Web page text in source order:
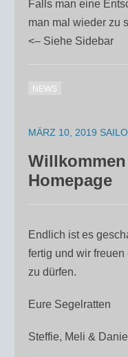
Falls man eine
man mal wieder zu
<– Siehe Sidebar
NEWS
MÄRZ 10, 2019
Homepage
Endlich ist es
fertig und wir
zu dürfen.
Eure Segelratten
Steffie, Meli & Daniel